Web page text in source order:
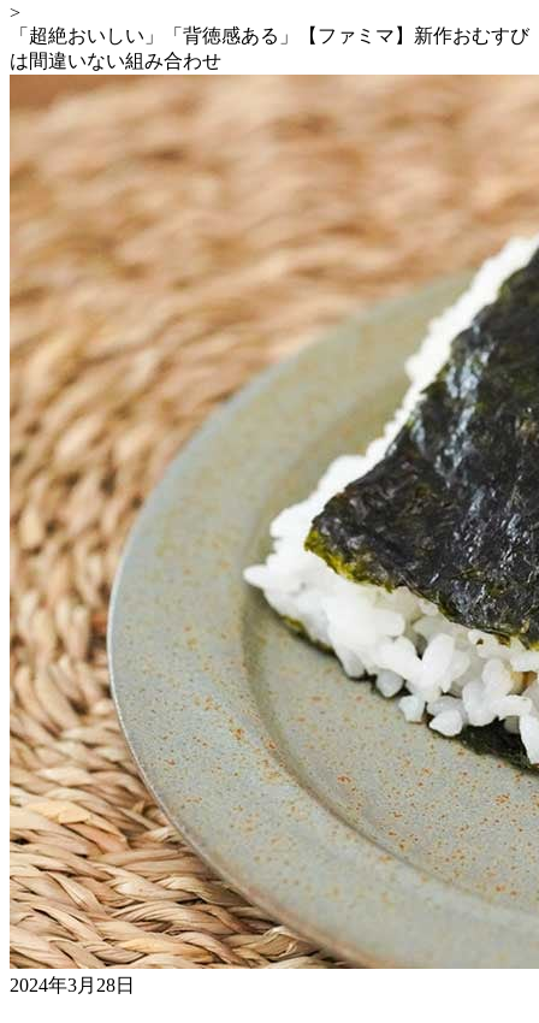
>
「超絶おいしい」「背徳感ある」【ファミマ】新作おむすび
は間違いない組み合わせ
2024年3月28日